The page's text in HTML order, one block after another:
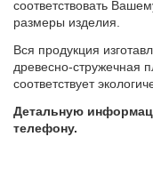
соответствовать
размеры изделия.
Вся продукция
древесно-стружечная
соответствует
Детальную
телефону.